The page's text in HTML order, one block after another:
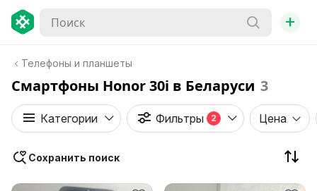
+
Телефоны и планшеты
Смартфоны Honor 30i в Беларуси 3
Категории Фильтры 2 Цена
Сохранить поиск